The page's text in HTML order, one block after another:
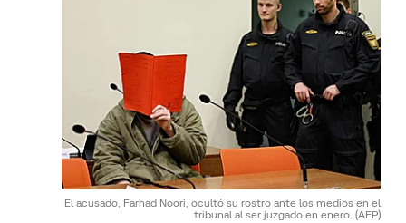
El acusado, Farhad Noori, ocultó su rostro ante los medios en el
tribunal al ser juzgado en enero. (AFP)